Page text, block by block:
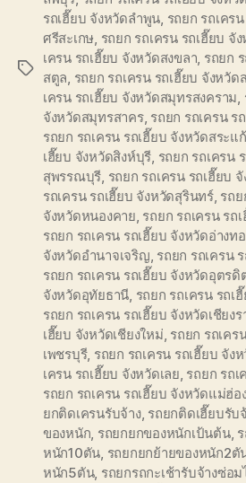
Tags
รถเฮี๊ยบ จังหวัดลำพูน, รถยก รถเคร
ศรีสะเกษ, รถยก รถเครน รถเฮี๊ยบ จั
เครน รถเฮี๊ยบ จังหวัดสงขลา, รถยก
สตูล, รถยก รถเครน รถเฮี๊ยบ จังหวั
เครน รถเฮี๊ยบ จังหวัดสมุทรสงคราม,
จังหวัดสมุทรสาคร, รถยก รถเครน ร
รถยก รถเครน รถเฮี๊ยบ จังหวัดสระแ
เฮี๊ยบ จังหวัดสิงห์บุรี, รถยก รถเครน
สุพรรณบุรี, รถยก รถเครน รถเฮี๊ยบ
รถเครน รถเฮี๊ยบ จังหวัดสุรินทร์, รถย
จังหวัดหนองคาย, รถยก รถเครน รถ
รถยก รถเครน รถเฮี๊ยบ จังหวัดอ่างท
จังหวัดอำนาจเจริญ, รถยก รถเครน
รถยก รถเครน รถเฮี๊ยบ จังหวัดอุตรดิ
จังหวัดอุทัยธานี, รถยก รถเครน รถ
รถยก รถเครน รถเฮี๊ยบ จังหวัดเชียงร
เฮี๊ยบ จังหวัดเชียงใหม่, รถยก รถเคร
เพชรบุรี, รถยก รถเครน รถเฮี๊ยบ จัง
เครน รถเฮี๊ยบ จังหวัดเลย, รถยก รถ
รถยก รถเครน รถเฮี๊ยบ จังหวัดแม่ฮ่อ
ยกติดเครนรับจ้าง, รถยกติดเฮี๊ยบรับ
ของหนัก, รถยกยกของหนักเป้นต้น,
หนัก10ตัน, รถยกยกย้ายของหนัก2ตั
หนัก5ตัน, รถยกรถกะเช้ารับจ้างซ่อ